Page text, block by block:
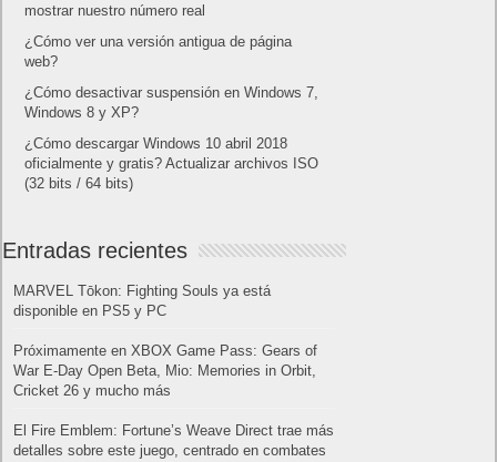
mostrar nuestro número real
¿Cómo ver una versión antigua de página
web?
¿Cómo desactivar suspensión en Windows 7,
Windows 8 y XP?
¿Cómo descargar Windows 10 abril 2018
oficialmente y gratis? Actualizar archivos ISO
(32 bits / 64 bits)
Entradas recientes
MARVEL Tōkon: Fighting Souls ya está
disponible en PS5 y PC
Próximamente en XBOX Game Pass: Gears of
War E-Day Open Beta, Mio: Memories in Orbit,
Cricket 26 y mucho más
El Fire Emblem: Fortune’s Weave Direct trae más
detalles sobre este juego, centrado en combates